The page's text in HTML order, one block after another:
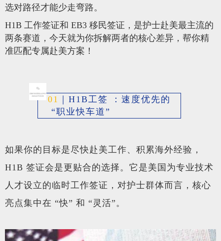
选对路径才能少走弯路。
H1B 工作签证和 EB3 移民签证，是护士赴美最主流的
两条赛道，今天就为你拆解两者的核心差异，帮你精
准匹配专属赴美方案！
01
H1B工签 ：速度优先的
“职业快车道”
如果你的目标是尽快赴美工作、积累海外经验，
H1B 签证会是更贴合的选择。它是美国为专业技术
人才设立的临时工作签证，对护士群体而言，核心
亮点集中在 “快” 和 “灵活”。